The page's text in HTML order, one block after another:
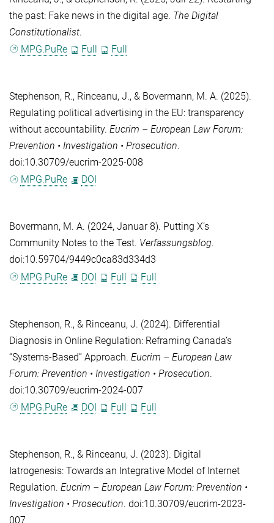
the past: Fake news in the digital age. The Digital
Constitutionalist.
MPG.PuRe
Full Full
Stephenson, R., Rinceanu, J., & Bovermann, M. A. (2025).
Regulating political advertising in the EU: transparency
without accountability. Eucrim – European Law Forum:
Prevention • Investigation • Prosecution.
doi:10.30709/eucrim-2025-008
MPG.PuRe
DOI
Bovermann, M. A. (2024, Januar 8). Putting X’s
Community Notes to the Test. Verfassungsblog.
doi:10.59704/9449c0ca83d334d3
MPG.PuRe
DOI Full Full
Stephenson, R., & Rinceanu, J. (2024). Differential
Diagnosis in Online Regulation: Reframing Canada’s
“Systems-Based” Approach. Eucrim – European Law
Forum: Prevention • Investigation • Prosecution.
doi:10.30709/eucrim-2024-007
MPG.PuRe
DOI Full Full
Stephenson, R., & Rinceanu, J. (2023). Digital
Iatrogenesis: Towards an Integrative Model of Internet
Regulation. Eucrim – European Law Forum: Prevention •
Investigation • Prosecution. doi:10.30709/eucrim-2023-
007